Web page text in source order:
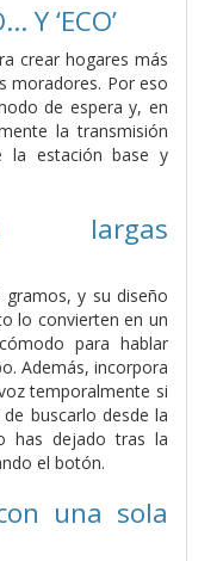
Y ‘ECO’
crear hogares más
moradores. Por eso
de espera y, en
la transmisión
la estación base y
largas
y su diseño
lo convierten en un
para hablar
Además, incorpora
temporalmente si
buscarlo desde la
has dejado tras la
el botón.
una sola